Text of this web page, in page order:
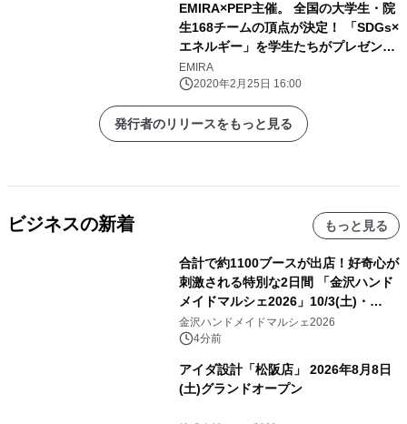
北大学大学院のチーム「宏塾」 食の不
均衡をエネルギーの視点から解決する
ことに着目
EMIRA×PEP主催。 全国の大学生・院
生168チームの頂点が決定！ 「SDGs×
エネルギー」を学生たちがプレゼン。
優勝は琉球大学の学生、喜びを語る
「ビックリしたというのが一番」。 地
球温暖化の抑制に役立つとされる「ブ
ルーカーボン」に着目
EMIRA
2020年2月25日 16:00
発行者のリリースをもっと見る
ビジネスの新着 もっと見る
合計で約1100ブースが出店！好奇心が
刺激される特別な2日間 「金沢ハンド
メイドマルシェ2026」10/3(土)・
10/4(日)開催
金沢ハンドメイドマルシェ2026
4分前
アイダ設計「松阪店」 2026年8月8日
(土)グランドオープン